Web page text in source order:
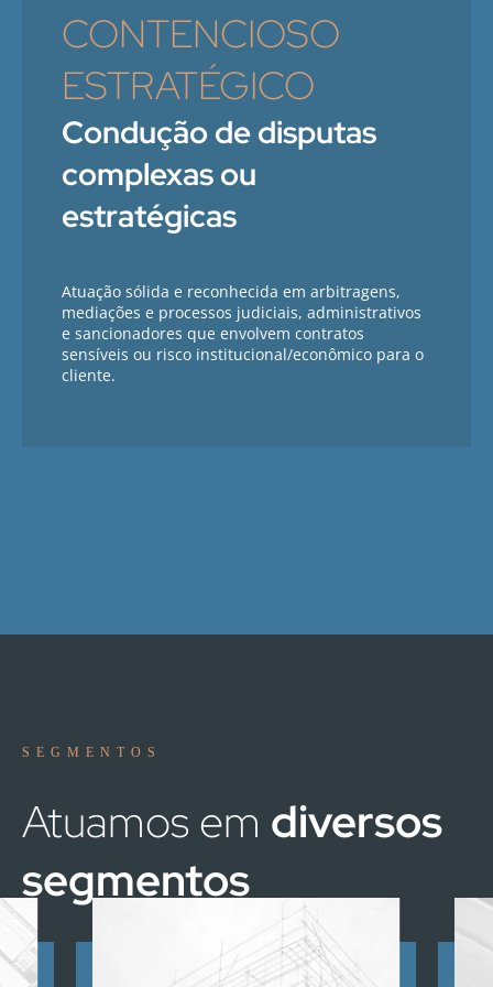
CONTENCIOSO
ESTRATÉGICO
Condução de disputas
complexas ou
estratégicas
Atuação sólida e reconhecida em arbitragens,
mediações e processos judiciais, administrativos
e sancionadores que envolvem contratos
sensíveis ou risco institucional/econômico para o
cliente.
SEGMENTOS
Atuamos em diversos
segmentos